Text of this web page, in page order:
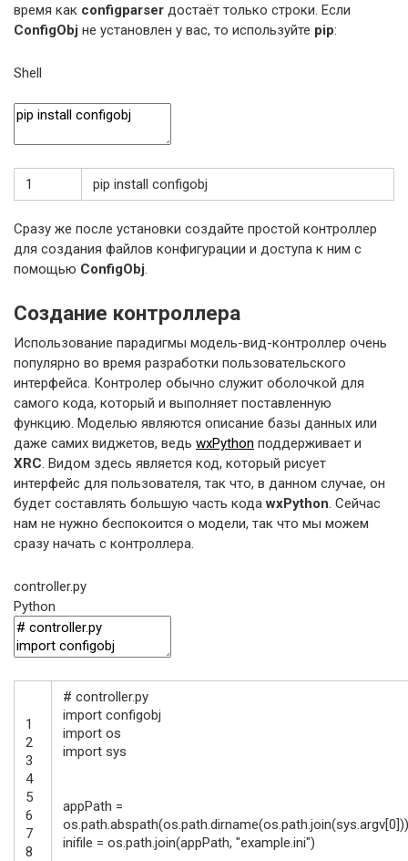
время как configparser достаёт только строки. Если
ConfigObj не установлен у вас, то используйте pip:
Shell
1 pip install configobj
Сразу же после установки создайте простой контроллер
для создания файлов конфигурации и доступа к ним с
помощью ConfigObj
Создание контроллера
Использование парадигмы модель-вид-контроллер очень
популярно во время разработки пользовательского
интерфейса. Контролер обычно служит оболочкой для
самого кода, который и выполняет поставленную
функцию. Моделью являются описание базы данных или
даже самих виджетов, ведь wxPython поддерживает и
XRC . Видом здесь является код, который рисует
интерфейс для пользователя, так что, в данном случае, он
будет составлять большую часть кодаwxPython . Сейчас
нам не нужно беспокоится о модели, так что мы можем
сразу начать с контроллера.
controller.py
Python
1
2
3
4
5
6
7
8
# controller.py
import configobj
import os
import sys
appPath =
os.path.abspath(os.path.dirname(os.path.join(sys.argv[0]))
inifile = os.path.join(appPath, "example.ini")